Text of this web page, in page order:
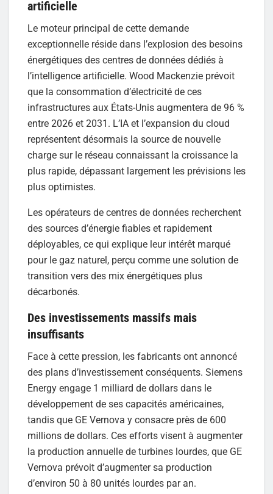
artificielle
Le moteur principal de cette demande
exceptionnelle réside dans l’explosion des besoins
énergétiques des centres de données dédiés à
l’intelligence artificielle. Wood Mackenzie prévoit
que la consommation d’électricité de ces
infrastructures aux États-Unis augmentera de 96 %
entre 2026 et 2031. L’IA et l’expansion du cloud
représentent désormais la source de nouvelle
charge sur le réseau connaissant la croissance la
plus rapide, dépassant largement les prévisions les
plus optimistes.
Les opérateurs de centres de données recherchent
des sources d’énergie fiables et rapidement
déployables, ce qui explique leur intérêt marqué
pour le gaz naturel, perçu comme une solution de
transition vers des mix énergétiques plus
décarbonés.
Des investissements massifs mais
insuffisants
Face à cette pression, les fabricants ont annoncé
des plans d’investissement conséquents. Siemens
Energy engage 1 milliard de dollars dans le
développement de ses capacités américaines,
tandis que GE Vernova y consacre près de 600
millions de dollars. Ces efforts visent à augmenter
la production annuelle de turbines lourdes, que GE
Vernova prévoit d’augmenter sa production
d’environ 50 à 80 unités lourdes par an.